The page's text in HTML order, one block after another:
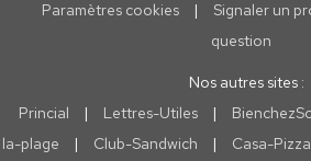
Paramètres cookies
| Signaler un
question
Nos autres sites :
Princial
| Lettres-Utiles |
la-plage
| Club-Sandwich | Casa-Pizza